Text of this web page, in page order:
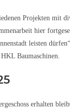
Projekten mit
hier
leisten
Baumaschinen.
erhalten